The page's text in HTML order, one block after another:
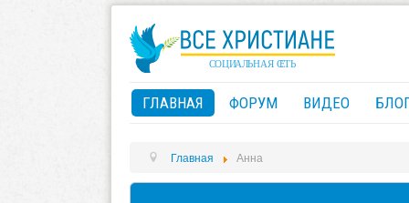
ГЛАВНАЯ ФОРУМ ВИДЕО
Главная Анна